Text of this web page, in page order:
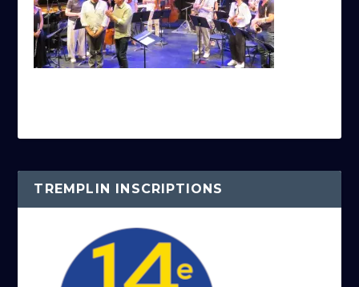
TREMPLIN INSCRIPTIONS